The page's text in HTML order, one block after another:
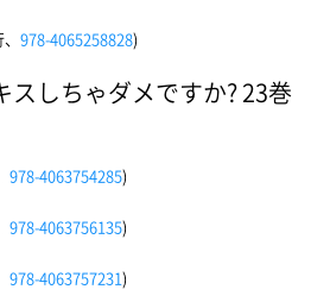
978-4065258828)
スしちゃダメですか? 23巻
978-4063754285)
978-4063756135)
978-4063757231)